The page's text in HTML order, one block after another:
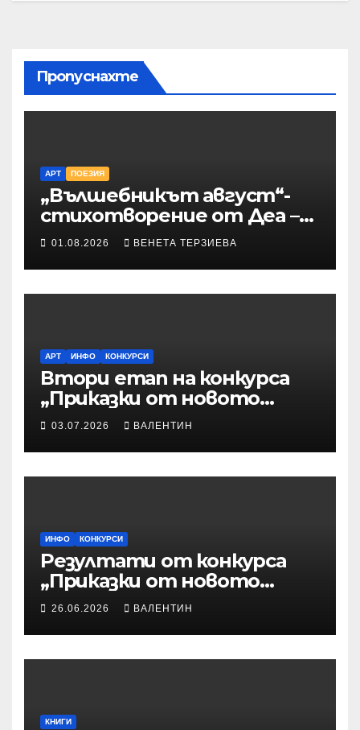
Пропуснахте
АРТ ПОЕЗИЯ
„Вълшебникът август“-
стихотворение от Деа –
Десислава Иванова
01.08.2026 ВЕНЕТА ТЕРЗИЕВА
АРТ ИНФО КОНКУРСИ
Втори етап на конкурса
„Приказки от новото
време“ – Илюстрации към
03.07.2026 ВАЛЕНТИН
ИНФО КОНКУРСИ
Резултати от конкурса
„Приказки от новото
време“
26.06.2026 ВАЛЕНТИН
КНИГИ